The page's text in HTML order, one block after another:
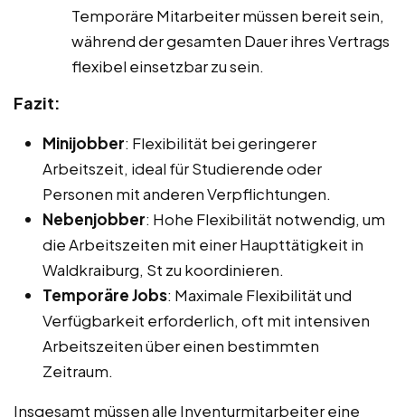
Temporäre Mitarbeiter müssen bereit sein,
während der gesamten Dauer ihres Vertrags
flexibel einsetzbar zu sein.
Fazit:
Minijobber: Flexibilität bei geringerer
Arbeitszeit, ideal für Studierende oder
Personen mit anderen Verpflichtungen.
Nebenjobber: Hohe Flexibilität notwendig, um
die Arbeitszeiten mit einer Haupttätigkeit in
Waldkraiburg, St zu koordinieren.
Temporäre Jobs: Maximale Flexibilität und
Verfügbarkeit erforderlich, oft mit intensiven
Arbeitszeiten über einen bestimmten
Zeitraum.
Insgesamt müssen alle Inventurmitarbeiter eine